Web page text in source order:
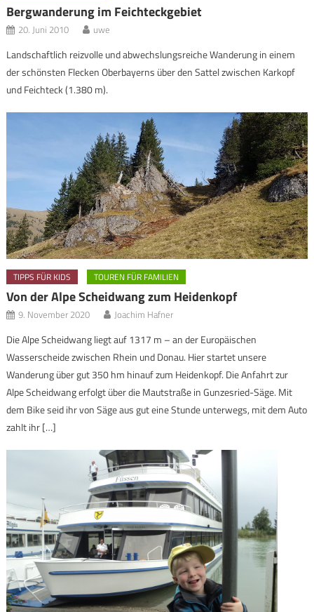
Bergwanderung im Feichteckgebiet
20. Juni 2010 uwe
Landschaftlich reizvolle und abwechslungsreiche Wanderung in einem
der schönsten Flecken Oberbayerns über den Sattel zwischen Karkopf
und Feichteck (1.380 m).
TIPPS FÜR KIDS TOUREN FÜR FAMILIEN
Von der Alpe Scheidwang zum Heidenkopf
9. November 2020 Joachim Hafner
Die Alpe Scheidwang liegt auf 1317 m – an der Europäischen
Wasserscheide zwischen Rhein und Donau. Hier startet unsere
Wanderung über gut 350 hm hinauf zum Heidenkopf. Die Anfahrt zur
Alpe Scheidwang erfolgt über die Mautstraße in Gunzesried-Säge. Mit
dem Bike seid ihr von Säge aus gut eine Stunde unterwegs, mit dem Auto
zahlt ihr […]